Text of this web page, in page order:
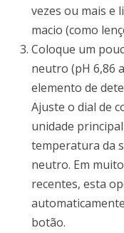
vezes ou mais e
macio (como
Coloque um
neutro (pH 6,86
elemento de
Ajuste o dial de
unidade
temperatura da
neutro. Em
recentes, esta
botão.